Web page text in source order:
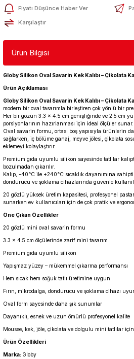
Fiyatı Düşünce Haber Ver
Karşılaştır
Ürün Bilgisi
Globy Silikon Oval Savarin Kek Kalıbı – Çikolata
Ürün Açıklaması
Globy Silikon Oval Savarin Kek Kalıbı – Çikolata
modern bir oval tasarımla birleştiren çok yönlü bir
Her bir gözün 3.3 × 4.5 cm genişliğinde ve 2.5 cm
porsiyonlarının hazırlanması için ideal ölçüler sunar.
Oval savarin formu, ortası boş yapısıyla ürünlerin
sağlarken, iç bölüme ganaj, meyve jölesi, çikolata
eklemeyi kolaylaştırır.
Premium gıda uyumlu silikon sayesinde tatlılar
bozulmadan çıkarılır.
Kalıp, -40°C ile +240°C sıcaklık dayanımına
dondurucu ve şoklama cihazlarında güvenle
20 gözlü yüksek üretim kapasitesi, profesyonel
sunarken ev kullanıcıları için de çok pratik ve
Öne Çıkan Özellikler
20 gözlü mini oval savarin formu
3.3 × 4.5 cm ölçülerinde zarif mini tasarım
Premium gıda uyumlu silikon
Yapışmaz yüzey – mükemmel çıkarma performansı
Hem sıcak hem soğuk tatlı üretimine uygun
Fırın, mikrodalga, dondurucu ve şoklama cihazı
Oval form sayesinde daha şık sunumlar
Dayanıklı, esnek ve uzun ömürlü profesyonel kalite
Mousse, kek, jöle, çikolata ve dolgulu mini tatlılar
Ürün Özellikleri
Marka: Globy